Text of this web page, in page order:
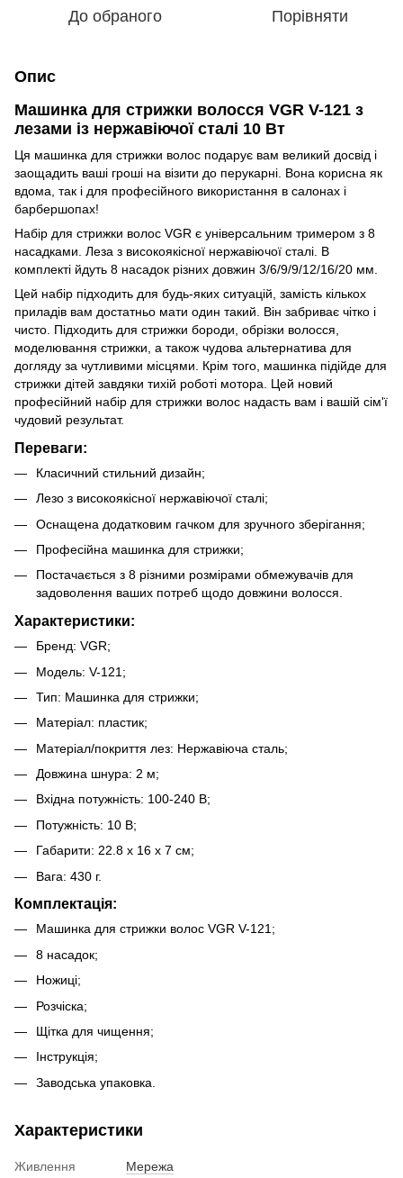
До обраного Порівняти
Опис
Машинка для стрижки волосся VGR V-121 з
лезами із нержавіючої сталі 10 Вт
Ця машинка для стрижки волос подарує вам великий досвід і
заощадить ваші гроші на візити до перукарні. Вона корисна як
вдома, так і для професійного використання в салонах і
барбершопах!
Набір для стрижки волос VGR є універсальним тримером з 8
насадками. Леза з високоякісної нержавіючої сталі. В
комплекті йдуть 8 насадок різних довжин 3/6/9/9/12/16/20 мм.
Цей набір підходить для будь-яких ситуацій, замість кількох
приладів вам достатньо мати один такий. Він забриває чітко і
чисто. Підходить для стрижки бороди, обрізки волосся,
моделювання стрижки, а також чудова альтернатива для
догляду за чутливими місцями. Крім того, машинка підійде для
стрижки дітей завдяки тихій роботі мотора. Цей новий
професійний набір для стрижки волос надасть вам і вашій сім'ї
чудовий результат.
Переваги:
Класичний стильний дизайн;
Лезо з високоякісної нержавіючої сталі;
Оснащена додатковим гачком для зручного зберігання;
Професійна машинка для стрижки;
Постачається з 8 різними розмірами обмежувачів для
задоволення ваших потреб щодо довжини волосся.
Характеристики:
Бренд: VGR;
Модель: V-121;
Тип: Машинка для стрижки;
Матеріал: пластик;
Матеріал/покриття лез: Нержавіюча сталь;
Довжина шнура: 2 м;
Вхідна потужність: 100-240 В;
Потужність: 10 В;
Габарити: 22.8 х 16 х 7 см;
Вага: 430 г.
Комплектація:
Машинка для стрижки волос VGR V-121;
8 насадок;
Ножиці;
Розчіска;
Щітка для чищення;
Інструкція;
Заводська упаковка.
Характеристики
Живлення
Мережа